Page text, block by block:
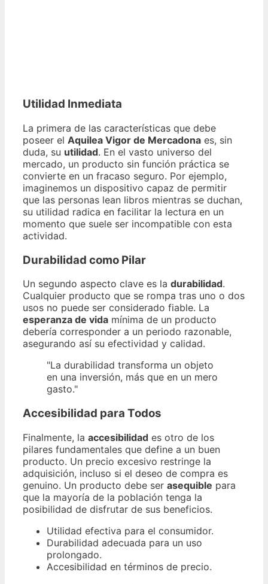
Utilidad Inmediata
La primera de las características que debe
poseer el Aquilea Vigor de Mercadona es, sin
duda, su utilidad. En el vasto universo del
mercado, un producto sin función práctica se
convierte en un fracaso seguro. Por ejemplo,
imaginemos un dispositivo capaz de permitir
que las personas lean libros mientras se duchan,
su utilidad radica en facilitar la lectura en un
momento que suele ser incompatible con esta
actividad.
Durabilidad como Pilar
Un segundo aspecto clave es la durabilidad.
Cualquier producto que se rompa tras uno o dos
usos no puede ser considerado fiable. La
esperanza de vida mínima de un producto
debería corresponder a un periodo razonable,
asegurando así su efectividad y calidad.
"La durabilidad transforma un objeto
en una inversión, más que en un mero
gasto."
Accesibilidad para Todos
Finalmente, la accesibilidad es otro de los
pilares fundamentales que define a un buen
producto. Un precio excesivo restringe la
adquisición, incluso si el deseo de compra es
genuino. Un producto debe ser asequible para
que la mayoría de la población tenga la
posibilidad de disfrutar de sus beneficios.
Utilidad efectiva para el consumidor.
Durabilidad adecuada para un uso
prolongado.
Accesibilidad en términos de precio.